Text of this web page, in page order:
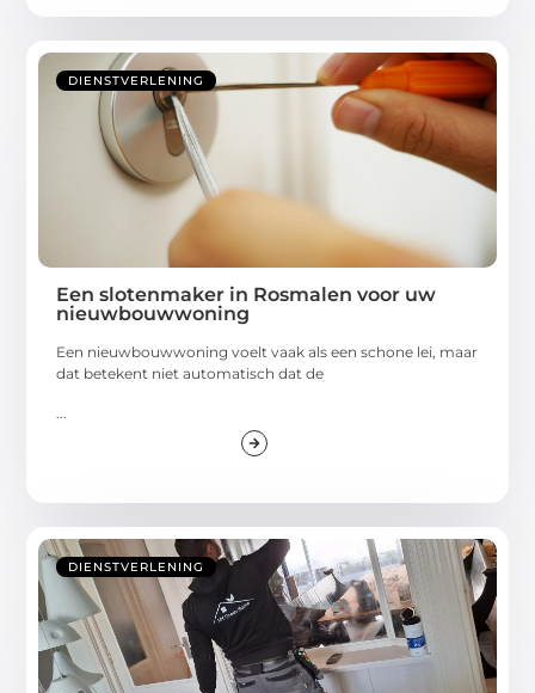
DIENSTVERLENING
Een slotenmaker in Rosmalen voor uw
nieuwbouwwoning
Een nieuwbouwwoning voelt vaak als een schone lei, maar
dat betekent niet automatisch dat de
DIENSTVERLENING